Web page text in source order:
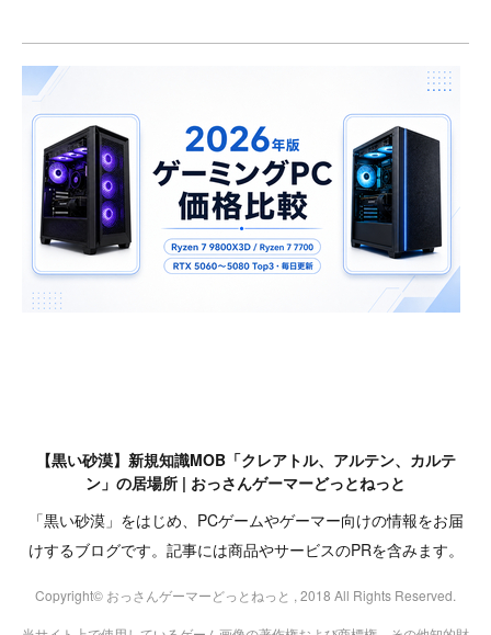
【黒い砂漠】新規知識MOB「クレアトル、アルテン、カルテ
ン」の居場所 | おっさんゲーマーどっとねっと
「黒い砂漠」をはじめ、PCゲームやゲーマー向けの情報をお届
けするブログです。記事には商品やサービスのPRを含みます。
Copyright© おっさんゲーマーどっとねっと , 2018 All Rights Reserved.